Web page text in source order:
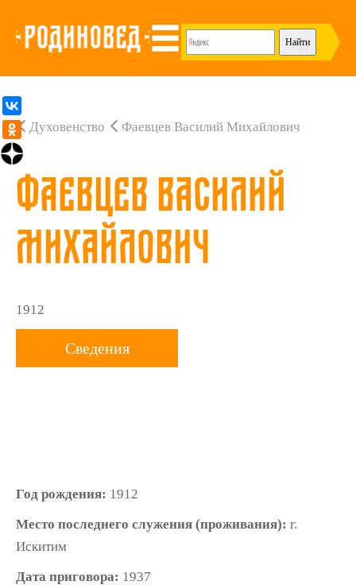
Духовенство Фаевцев Василий Михайлович
Фаевцев Василий
Михайлович
1912
Сведения
Год рождения: 1912
Место последнего служения (проживания): г.
Искитим
Дата приговора: 1937